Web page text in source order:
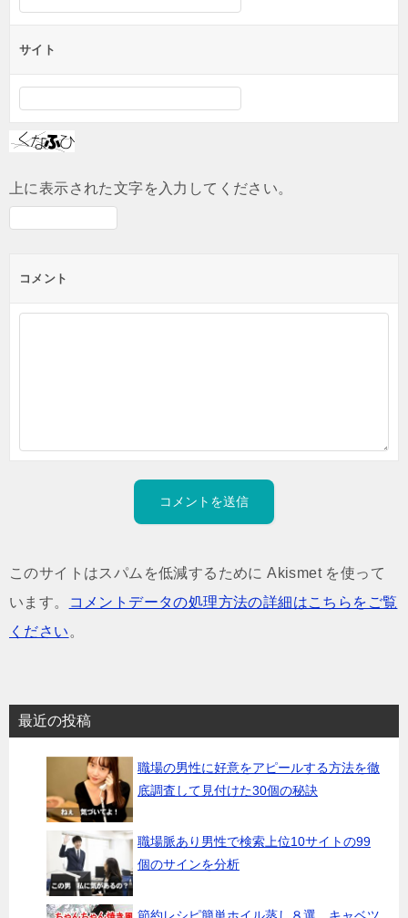
サイト
上に表示された文字を入力してください。
コメント
このサイトはスパムを低減するために Akismet を使って
います。
コメントデータの処理方法の詳細はこちらをご覧
ください 。
最近の投稿
職場の男性に好意をアピールする方法を徹
底調査して見付けた30個の秘訣
職場脈あり男性で検索上位10サイトの99
個のサインを分析